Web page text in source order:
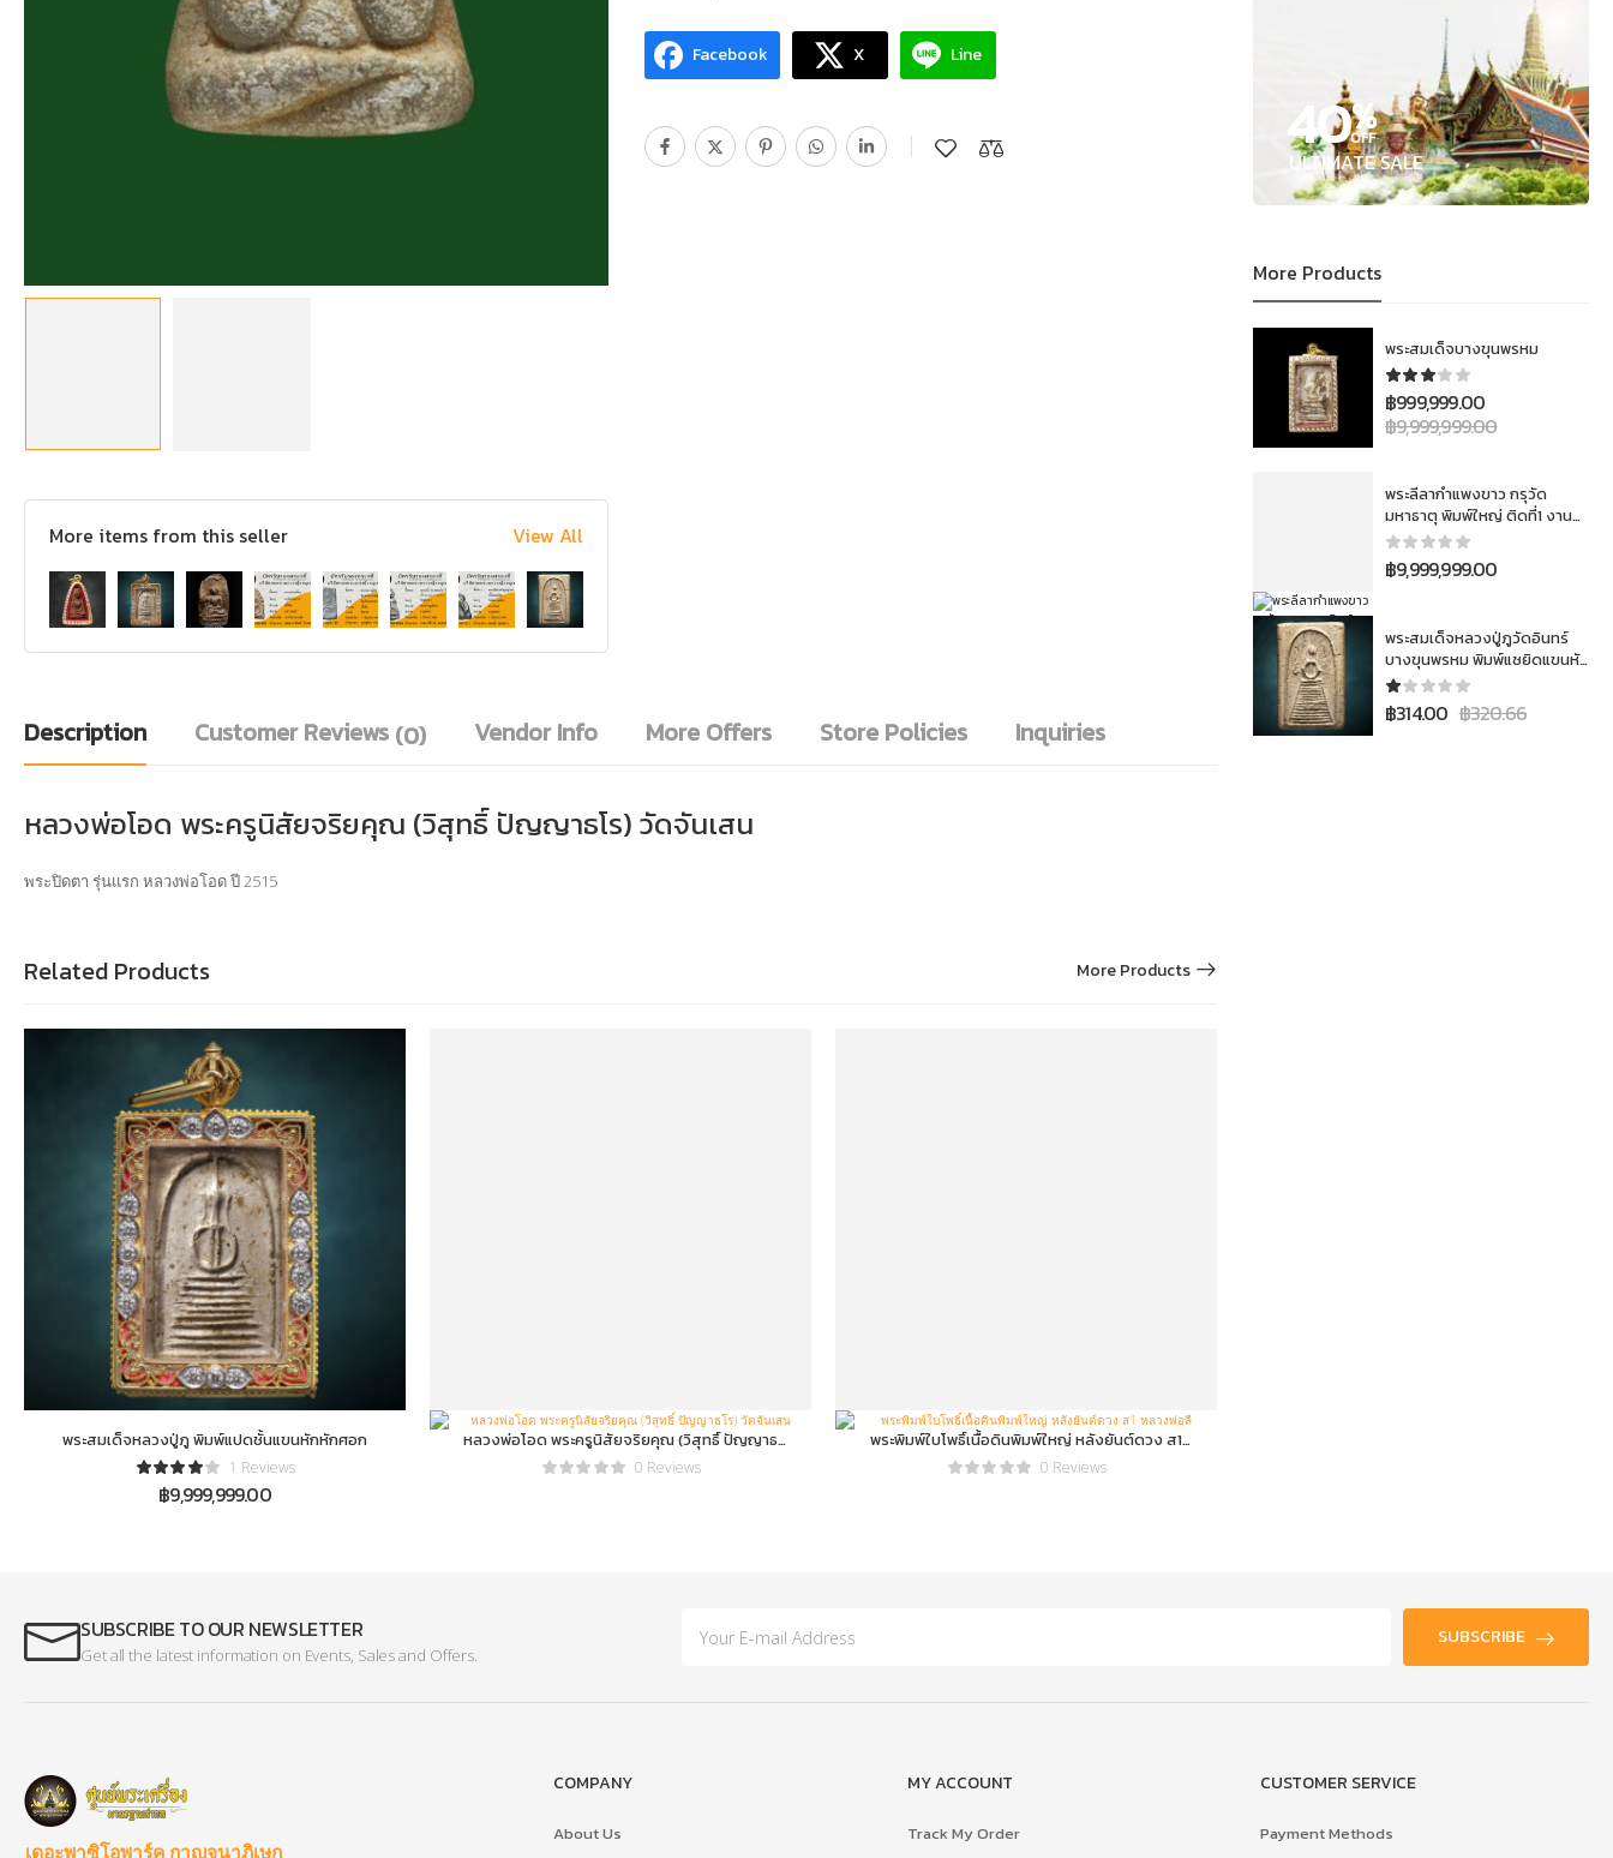
40%
OFF
ULTIMATE SALE
More Products
พระสมเด็จบางขุนพรหม
฿999,999.00
฿9,999,999.00
พระลีลากำแพงขาว กรุวัด
มหาธาตุ พิมพ์ใหญ่ ติดที่1 งาน
สมาคม 3โลห์ ประเภทเนื้อชิน
฿9,999,999.00
พระสมเด็จหลวงปู่ภูวัดอินทร์
บางขุนพรหม พิมพ์แซยิดแขนหัก
ศอกนิยม
฿314.00 ฿320.66
More items from this seller View All
Facebook X Line
Description Customer Reviews (0) Vendor Info More Offers Store Policies Inquiries
หลวงพ่อโอด พระครูนิสัยจริยคุณ (วิสุทธิ์ ปัญญาธโร) วัดจันเสน
พระปิดตา รุ่นแรก หลวงพ่อโอด ปี 2515
Related Products More Products
พระสมเด็จหลวงปู่ภู พิมพ์แปดชั้นแขนหักหักศอก
1 Reviews
฿9,999,999.00
หลวงพ่อโอด พระครูนิสัยจริยคุณ (วิสุทธิ์ ปัญญาธ
โร) วัดจันเสน0 Reviews
พระพิมพ์ใบโพธิ์เนื้อดินพิมพ์ใหญ่ หลังยันต์ดวง ส1
หลวงพ่อลี0 Reviews
SUBSCRIBE TO OUR NEWSLETTER
Get all the latest information on Events, Sales and Offers.
SUBSCRIBE
เดอะพาซิโอพาร์ค กาญจนาภิเษก
COMPANY
About Us
MY ACCOUNT
Track My Order
CUSTOMER SERVICE
Payment Methods